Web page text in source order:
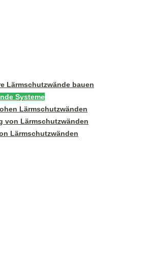
Lärmschutzwände bauen
Systeme
Lärmschutzwänden
von Lärmschutzwänden
Lärmschutzwänden